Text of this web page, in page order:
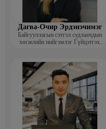
Дагва-Очир Эрдэнэчимэг
Байгууллагын сэтгэл судлаачдын
хөгжлийн нийгэмлэг Гүйцэтгэх